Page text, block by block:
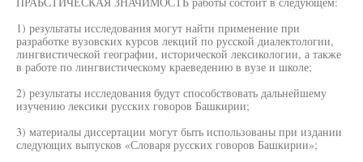
1) результаты исследования могут найти применение при
разработке вузовских курсов лекций по русской диалектологии,
лингвистической географии, исторической лексикологии, а также
в работе по лингвистическому краеведению в вузе и школе;
2) результаты исследования будут способствовать дальнейшему
изучению лексики русских говоров Башкирии;
3) материалы диссертации могут быть использованы при издании
следующих выпусков «Словаря русских говоров Башкирии»;